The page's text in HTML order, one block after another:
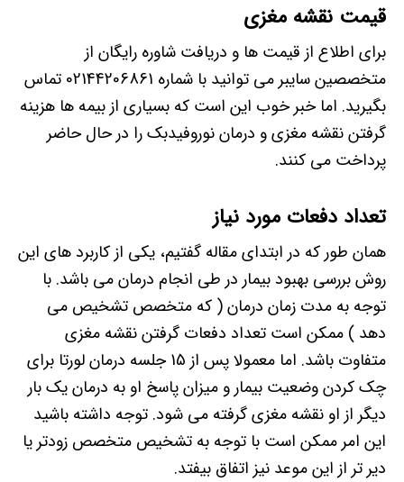
قیمت نقشه مغزی
برای اطلاع از قیمت ها و دریافت شاوره رایگان از
متخصصین سایبر می توانید با شماره 02144206861 تماس
بگیرید. اما خبر خوب این است که بسیاری از بیمه ها هزینه
گرفتن نقشه مغزی و درمان نوروفیدبک را در حال حاضر
پرداخت می کنند.
تعداد دفعات مورد نیاز
همان طور که در ابتدای مقاله گفتیم، یکی از کاربرد های این
روش بررسی بهبود بیمار در طی انجام درمان می باشد. با
توجه به مدت زمان درمان ( که متخصص تشخیص می
دهد ) ممکن است تعداد دفعات گرفتن نقشه مغزی
متفاوت باشد. اما معمولا پس از 15 جلسه درمان لورتا برای
چک کردن وضعیت بیمار و میزان پاسخ او به درمان یک بار
دیگر از او نقشه مغزی گرفته می شود. توجه داشته باشید
این امر ممکن است با توجه به تشخیص متخصص زودتر یا
دیر تر از این موعد نیز اتفاق بیفتد.